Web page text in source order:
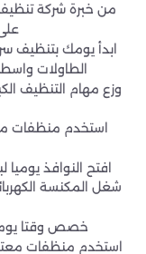
من خبرة شركة
ابدأ يومك بتنظيف
الطاولات
وزع مهام التنظيف
استخدم منظفات
افتح النوافذ يوميا
شغل المكنسة
خصص وقتا يوميا
استخدم منظفات